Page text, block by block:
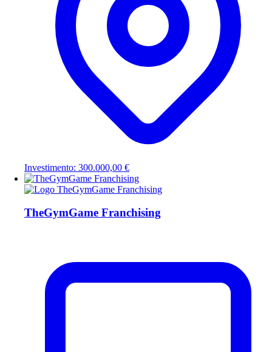
Investimento: 300.000,00 €
TheGymGame Franchising